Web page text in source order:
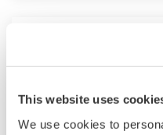
This website uses
We use cookies to